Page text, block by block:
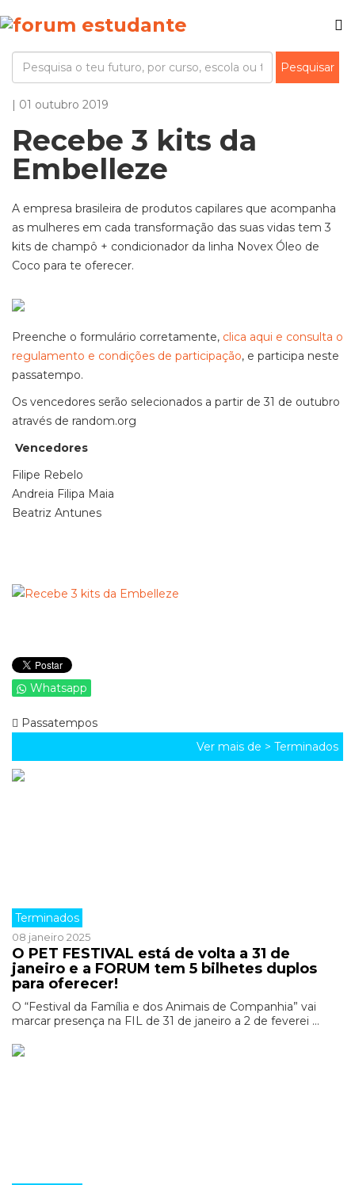
| 01 outubro 2019
Recebe 3 kits da
Embelleze
A empresa brasileira de produtos capilares que acompanha
as mulheres em cada transformação das suas vidas tem 3
kits de champô + condicionador da linha Novex Óleo de
Coco para te oferecer.
Preenche o formulário corretamente, clica aqui e consulta o
regulamento e condições de participação, e participa neste
passatempo.
Os vencedores serão selecionados a partir de 31 de outubro
através de random.org
Vencedores
Filipe Rebelo
Andreia Filipa Maia
Beatriz Antunes
Whatsapp
Passatempos
Ver mais de > Terminados
Terminados
08 janeiro 2025
O PET FESTIVAL está de volta a 31 de
janeiro e a FORUM tem 5 bilhetes duplos
para oferecer!
O “Festival da Família e dos Animais de Companhia” vai
marcar presença na FIL de 31 de janeiro a 2 de feverei ...